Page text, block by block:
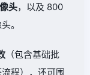
头，以及 800
。
（包含基础批
程），还可围